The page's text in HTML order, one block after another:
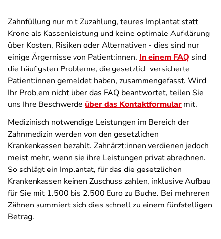
Zahnfüllung nur mit Zuzahlung, teures Implantat statt
Krone als Kassenleistung und keine optimale Aufklärung
über Kosten, Risiken oder Alternativen - dies sind nur
einige Ärgernisse von Patient:innen. In einem FAQ sind
die häufigsten Probleme, die gesetzlich versicherte
Patient:innen gemeldet haben, zusammengefasst. Wird
Ihr Problem nicht über das FAQ beantwortet, teilen Sie
uns Ihre Beschwerde über das Kontaktformular mit.
Medizinisch notwendige Leistungen im Bereich der
Zahnmedizin werden von den gesetzlichen
Krankenkassen bezahlt. Zahnärzt:innen verdienen jedoch
meist mehr, wenn sie ihre Leistungen privat abrechnen.
So schlägt ein Implantat, für das die gesetzlichen
Krankenkassen keinen Zuschuss zahlen, inklusive Aufbau
für Sie mit 1.500 bis 2.500 Euro zu Buche. Bei mehreren
Zähnen summiert sich dies schnell zu einem fünfstelligen
Betrag.